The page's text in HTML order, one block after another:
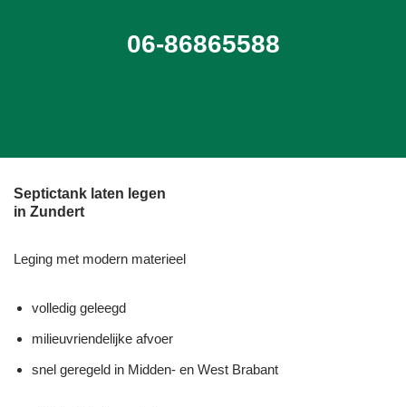
06-86865588
Septictank laten legen
in Zundert
Leging met modern materieel
volledig geleegd
milieuvriendelijke afvoer
snel geregeld in Midden- en West Brabant